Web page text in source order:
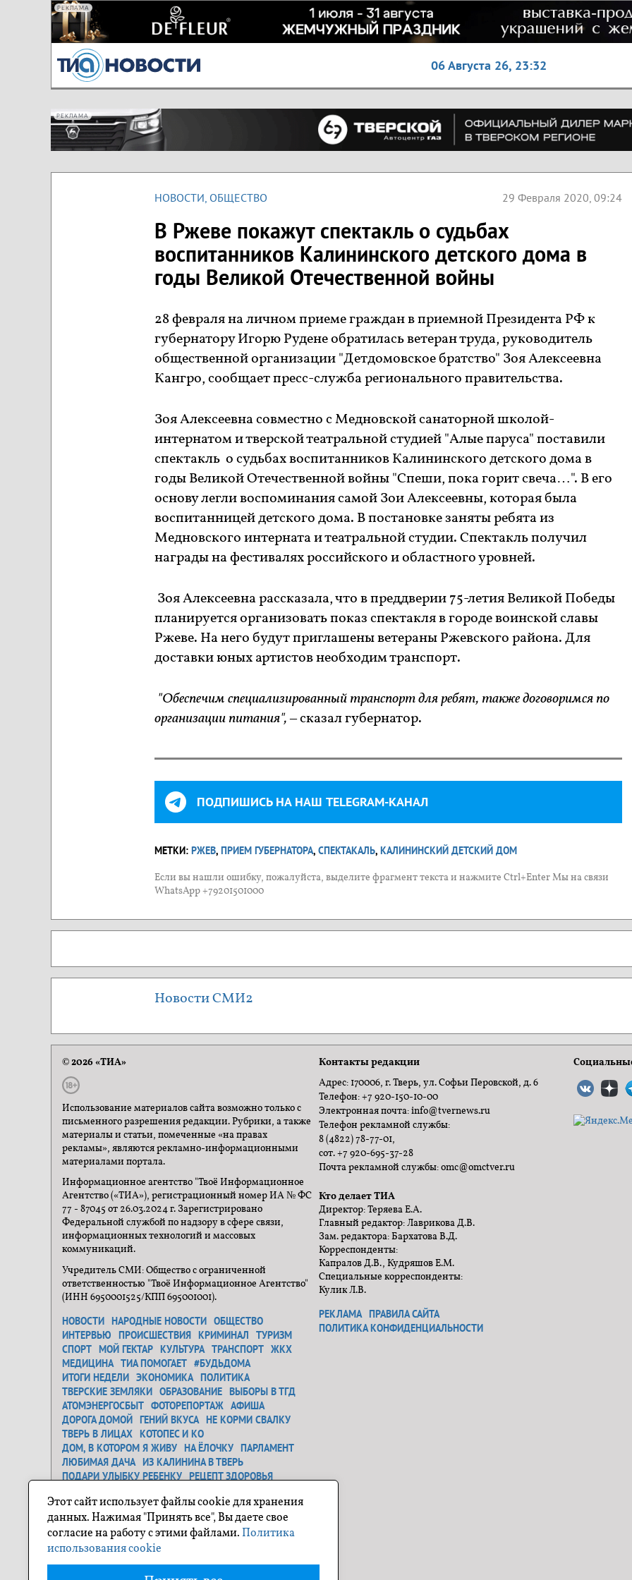
РЕКЛАМА
06 Августа 26, 23:32
РЕКЛАМА
НОВОСТИ, ОБЩЕСТВО 29 Февраля 2020, 09:24
В Ржеве покажут спектакль о судьбах
воспитанников Калининского детского дома в
годы Великой Отечественной войны
28 февраля на личном приеме граждан в приемной Президента РФ к
губернатору Игорю Рудене обратилась ветеран труда, руководитель
общественной организации "Детдомовское братство" Зоя Алексеевна
Кангро, сообщает пресс-служба регионального правительства.
Зоя Алексеевна совместно с Медновской санаторной школой-
интернатом и тверской театральной студией "Алые паруса" поставили
спектакль о судьбах воспитанников Калининского детского дома в
годы Великой Отечественной войны "Спеши, пока горит свеча…". В его
основу легли воспоминания самой Зои Алексеевны, которая была
воспитанницей детского дома. В постановке заняты ребята из
Медновского интерната и театральной студии. Спектакль получил
награды на фестивалях российского и областного уровней.
Зоя Алексеевна рассказала, что в преддверии 75-летия Великой Победы
планируется организовать показ спектакля в городе воинской славы
Ржеве. На него будут приглашены ветераны Ржевского района. Для
доставки юных артистов необходим транспорт.
"Обеспечим специализированный транспорт для ребят, также договоримся по
организации питания",– сказал губернатор.
ПОДПИШИСЬ НА НАШ TELEGRAM-КАНАЛ
МЕТКИ: РЖЕВ, ПРИЕМ ГУБЕРНАТОРА, СПЕКТАКАЛЬ, КАЛИНИНСКИЙ ДЕТСКИЙ ДОМ
Если вы нашли ошибку, пожалуйста, выделите фрагмент текста и нажмите Ctrl+Enter Мы на связи
WhatsApp +79201501000
Новости СМИ2
© 2026 «ТИА»
Использование материалов сайта возможно только с
письменного разрешения редакции. Рубрики, а также
материалы и статьи, помеченные «на правах
рекламы», являются рекламно-информационными
материалами портала.
Информационное агентство "Твоё Информационное
Агентство («ТИА»), регистрационный номер ИА № ФС
77 - 87045 от 26.03.2024 г. Зарегистрировано
Федеральной службой по надзору в сфере связи,
информационных технологий и массовых
коммуникаций.
Учредитель СМИ: Общество с ограниченной
ответственностью "Твоё Информационное Агентство"
(ИНН 6950001525/КПП 695001001).
НОВОСТИ НАРОДНЫЕ НОВОСТИ ОБЩЕСТВО
ИНТЕРВЬЮ
ПРОИСШЕСТВИЯ КРИМИНАЛ
ТУРИЗМ
СПОРТ МОЙ ГЕКТАР КУЛЬТУРА ТРАНСПОРТ ЖКХ
МЕДИЦИНА ТИА ПОМОГАЕТ #БУДЬДОМА
ИТОГИ НЕДЕЛИ ЭКОНОМИКА ПОЛИТИКА
ТВЕРСКИЕ ЗЕМЛЯКИ ОБРАЗОВАНИЕ ВЫБОРЫ В ТГД
АТОМЭНЕРГОСБЫТ ФОТОРЕПОРТАЖ АФИША
ДОРОГА ДОМОЙ ГЕНИЙ ВКУСА НЕ КОРМИ СВАЛКУ
ТВЕРЬ В ЛИЦАХ КОТОПЕС И КО
ДОМ, В КОТОРОМ Я ЖИВУ НА ЁЛОЧКУ ПАРЛАМЕНТ
ЛЮБИМАЯ ДАЧА ИЗ КАЛИНИНА В ТВЕРЬ
ПОДАРИ УЛЫБКУ РЕБЕНКУ РЕЦЕПТ ЗДОРОВЬЯ
САМОЕ ТРОГАТЕЛЬНОЕ ФОТО ГЕНЕРАЛЬНАЯ УБОРКА
Я ЛЮБЛЮ ТВЕРЬ О ГЕРОЯХ БЫЛЫХ ВРЕМЕН
ПРОЕКТ "СОСЕДИ" ПОХУДЕЙКА
ПУТЕШЕСТВИЕ ПО ТВЕРСКОЙ ОБЛАСТИ
ТИА ПОМОГАЕТ
Контакты редакции
Адрес: 170006, г. Тверь, ул. Софьи Перовской, д. 6
Телефон: +7 920-150-10-00
Электронная почта: info@tvernews.ru
Телефон рекламной службы:
8 (4822) 78-77-01,
сот. +7 920-695-37-28
Почта рекламной службы: omc@omctver.ru
Кто делает ТИА
Директор: Теряева Е.А.
Главный редактор: Лаврикова Д.В.
Зам. редактора: Бархатова В.Д.
Корреспонденты:
Капралов Д.В., Кудряшов Е.М.
Специальные корреспонденты:
Кулик Л.В.
РЕКЛАМА ПРАВИЛА САЙТА
ПОЛИТИКА КОНФИДЕНЦИАЛЬНОСТИ
Этот сайт использует файлы cookie для хранения
данных. Нажимая "Принять все", Вы даете свое
согласие на работу с этими файлами. Политика
использования cookie